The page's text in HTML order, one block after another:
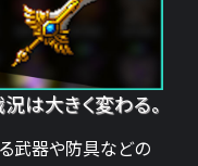
は大きく変わる。
る武器や防具などの